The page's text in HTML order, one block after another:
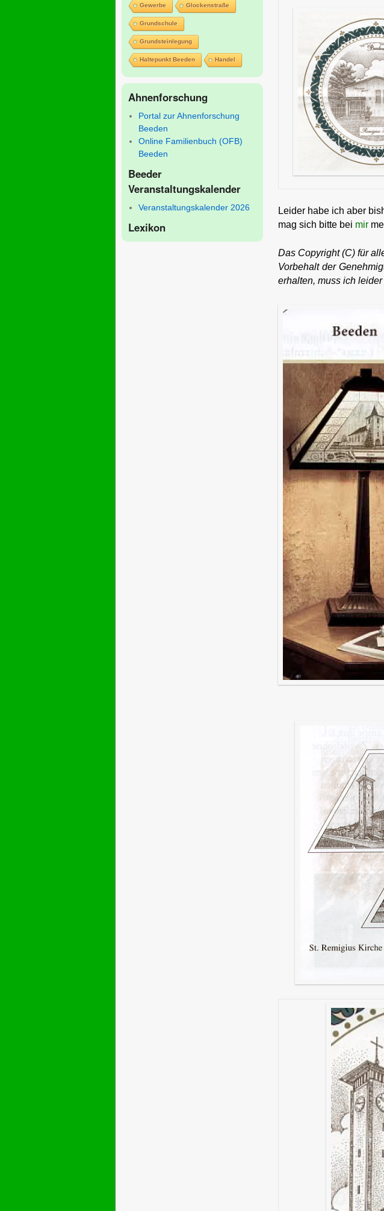
Gewerbe Glockenstraße
Grundschule
Grundsteinlegung
Haltepunkt Beeden Handel
Ahnenforschung
Portal zur Ahnenforschung
Beeden
Online Familienbuch (OFB)
Beeden
Beeder
Veranstaltungskalender
Veranstaltungskalender 2026
Lexikon
Leider habe ich aber
mag sich bitte bei mir
Das Copyright (C) für
Vorbehalt der
erhalten, muss ich